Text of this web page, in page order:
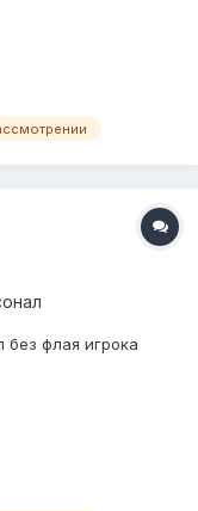
без флая игрока